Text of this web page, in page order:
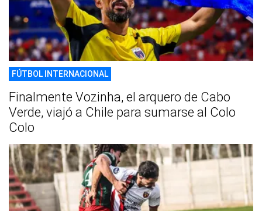
FÚTBOL INTERNACIONAL
Finalmente Vozinha, el arquero de Cabo
Verde, viajó a Chile para sumarse al Colo
Colo